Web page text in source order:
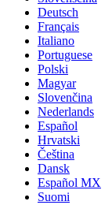
Deutsch
Français
Italiano
Portuguese
Polski
Magyar
Slovenčina
Nederlands
Español
Hrvatski
Čeština
Dansk
Español MX
Suomi